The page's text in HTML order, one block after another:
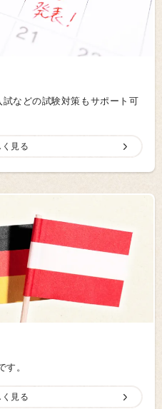
などの試験対策もサポート可
く見る
す。
く見る